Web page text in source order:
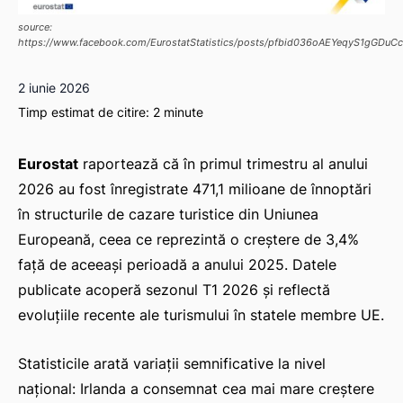
source:
https://www.facebook.com/EurostatStatistics/posts/
2 iunie 2026
Timp estimat de citire: 2 minute
Eurostat raportează că în primul trimestru al anului
2026 au fost înregistrate 471,1 milioane de înnoptări
în structurile de cazare turistice din Uniunea
Europeană, ceea ce reprezintă o creștere de 3,4%
față de aceeași perioadă a anului 2025. Datele
publicate acoperă sezonul T1 2026 și reflectă
evoluțiile recente ale turismului în statele membre UE.
Statisticile arată variații semnificative la nivel
național: Irlanda a consemnat cea mai mare creștere